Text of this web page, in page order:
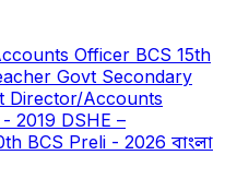
Officer BCS 15th
Govt Secondary
Director/Accounts
2019 DSHE –
BCS Preli - 2026 বাংলা